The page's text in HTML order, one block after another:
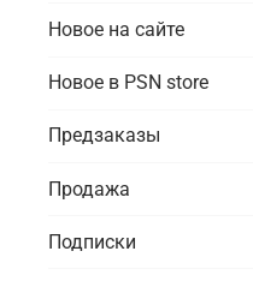
Новое на сайте
Новое в PSN store
Предзаказы
Продажа
Подписки